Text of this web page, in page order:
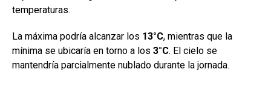
temperaturas.
La máxima podría alcanzar los 13°C, mientras que la
mínima se ubicaría en torno a los 3°C. El cielo se
mantendría parcialmente nublado durante la jornada.